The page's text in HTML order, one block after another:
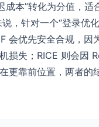
成本”转化为分值，适
，针对一个“登录优
会优先安全合规，因
损失；RICE 则会因
更靠前位置，两者的